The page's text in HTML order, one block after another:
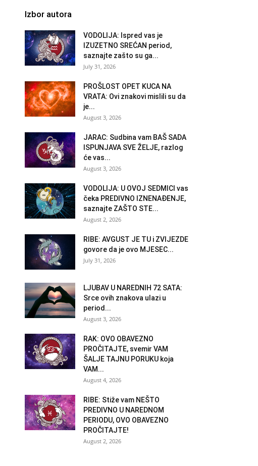
Izbor autora
VODOLIJA: Ispred vas je
IZUZETNO SREĆAN period,
saznajte zašto su ga...
July 31, 2026
PROŠLOST OPET KUCA NA
VRATA: Ovi znakovi mislili su da
je...
August 3, 2026
JARAC: Sudbina vam BAŠ SADA
ISPUNJAVA SVE ŽELJE, razlog
će vas...
August 3, 2026
VODOLIJA: U OVOJ SEDMICI vas
čeka PREDIVNO IZNENAĐENJE,
saznajte ZAŠTO STE...
August 2, 2026
RIBE: AVGUST JE TU i ZVIJEZDE
govore da je ovo MJESEC...
July 31, 2026
LJUBAV U NAREDNIH 72 SATA:
Srce ovih znakova ulazi u
period...
August 3, 2026
RAK: OVO OBAVEZNO
PROČITAJTE, svemir VAM
ŠALJE TAJNU PORUKU koja
VAM...
August 4, 2026
RIBE: Stiže vam NEŠTO
PREDIVNO U NAREDNOM
PERIODU, OVO OBAVEZNO
PROČITAJTE!
August 2, 2026